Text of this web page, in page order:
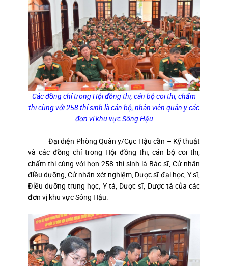
Các đồng chí trong Hội đồng thi, cán bộ coi thi, chấm
thi cùng với 258 thí sinh là cán bộ, nhân viên quân y các
đơn vị khu vực Sông Hậu
Đại diện Phòng Quân y/Cục Hậu cần – Kỹ thuật
và các đồng chí trong Hội đồng thi, cán bộ coi thi,
chấm thi cùng với hơn 258 thí sinh là Bác sĩ, Cử nhân
điều dưỡng, Cử nhân xét nghiệm, Dược sĩ đại học, Y sĩ,
Điều dưỡng trung học, Y tá, Dược sĩ, Dược tá của các
đơn vị khu vực Sông Hậu.